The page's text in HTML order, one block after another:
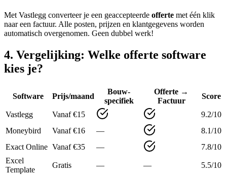
Met Vastlegg converteer je een geaccepteerde offerte met één klik
naar een factuur. Alle posten, prijzen en klantgegevens worden
automatisch overgenomen. Geen dubbel werk!
4. Vergelijking: Welke offerte software
kies je?
Software Prijs/maand
Bouw-
specifiek
Offerte →
Factuur
Score
Vastlegg Vanaf €15
9.2/10
Moneybird
Vanaf €16 —
8.1/10
Exact Online Vanaf €35 —
7.8/10
Excel
Template
Gratis — — 5.5/10